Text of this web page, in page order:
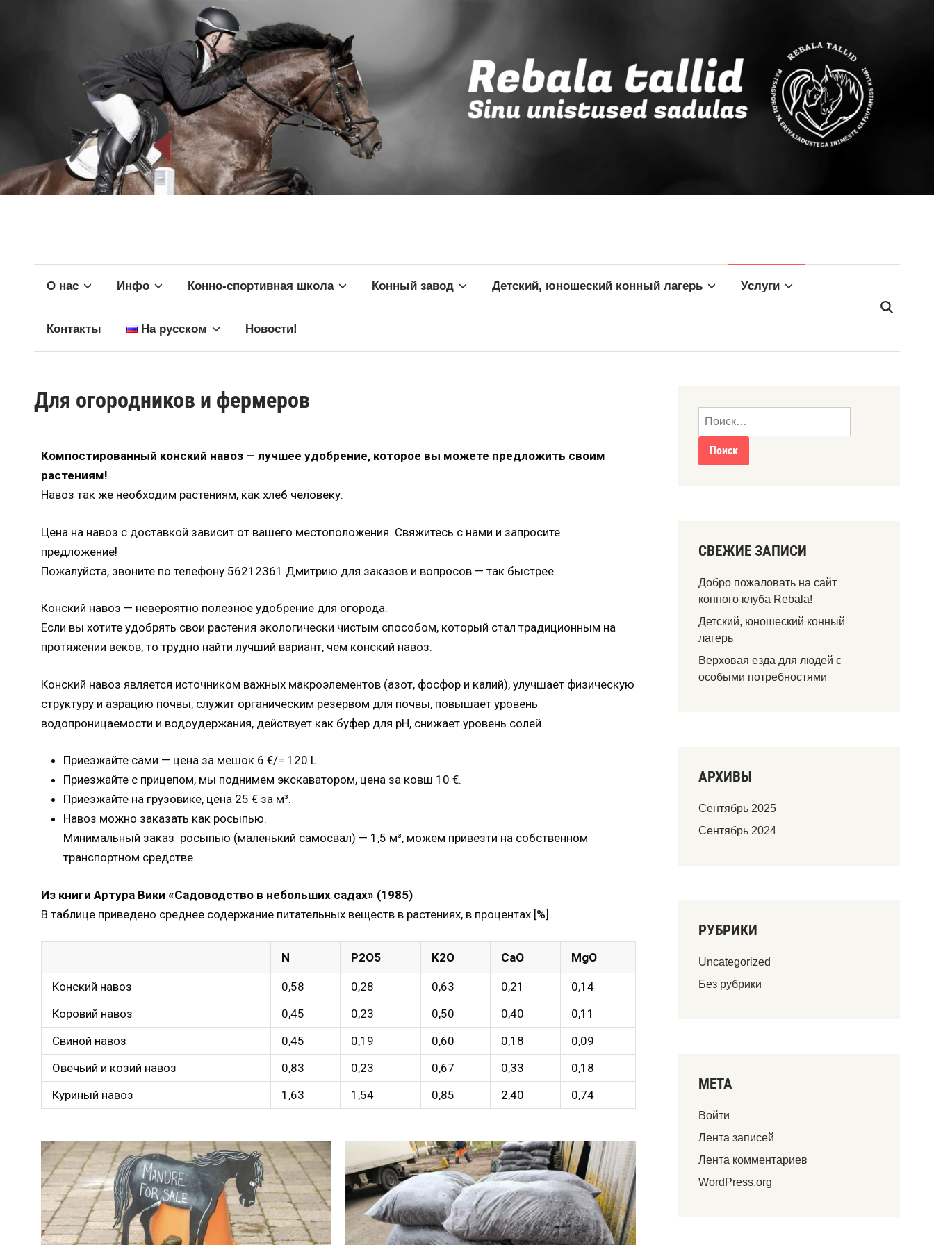
О нас Инфо Конно-спортивная школа Конный завод Детский, юношеский конный лагерь Услуги
Контакты На русском Новости!
Для огородников и фермеров
Компостированный конский навоз — лучшее удобрение, которое вы можете предложить своим
растениям!
Навоз так же необходим растениям, как хлеб человеку.
Цена на навоз с доставкой зависит от вашего местоположения. Свяжитесь с нами и запросите
предложение!
Пожалуйста, звоните по телефону 56212361 Дмитрию для заказов и вопросов — так быстрее.
Конский навоз — невероятно полезное удобрение для огорода.
Если вы хотите удобрять свои растения экологически чистым способом, который стал традиционным на
протяжении веков, то трудно найти лучший вариант, чем конский навоз.
Конский навоз является источником важных макроэлементов (азот, фосфор и калий), улучшает физическую
структуру и аэрацию почвы, служит органическим резервом для почвы, повышает уровень
водопроницаемости и водоудержания, действует как буфер для pH, снижает уровень солей.
Приезжайте сами — цена за мешок 6 €/= 120 L.
Приезжайте с прицепом, мы поднимем экскаватором, цена за ковш 10 €.
Приезжайте на грузовике, цена 25 € за м³.
Навоз можно заказать как росыпью.
Минимальный заказ росыпью (маленький самосвал) — 1,5 м³, можем привезти на собственном
транспортном средстве.
Из книги Артура Вики «Садоводство в небольших садах» (1985)
В таблице приведено среднее содержание питательных веществ в растениях, в процентах [%].
N P2O5 K2O CaO MgO
Конский навоз 0,58 0,28 0,63 0,21
0,14
Коровий навоз
0,45 0,23 0,50 0,40
0,11
Свиной навоз
0,45 0,19 0,60 0,18
0,09
Овечьий и козий навоз
0,83 0,23 0,67 0,33
0,18
Куриный навоз
1,63 1,54 0,85 2,40 0,74
СВЕЖИЕ ЗАПИСИ
Добро пожаловать на сайт
конного клуба Rebala!
Детский, юношеский конный
лагерь
Верховая езда для людей с
особыми потребностями
АРХИВЫ
Сентябрь 2025
Сентябрь 2024
РУБРИКИ
Uncategorized
Без рубрики
МЕТА
Войти
Лента записей
Лента комментариев
WordPress.org